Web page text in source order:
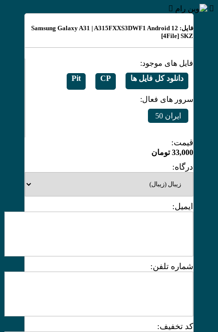
فایل: Samsung Galaxy A31 | A315FXXS3DWF1 Android 12
[4File] SKZ
فایل های موجود:
دانلود کل فایل ها
CP
Pit
سرور های فعال:
ایران 50
قیمت:
33,000 تومان
درگاه:
ایمیل:
شماره تلفن:
کد تخفیف: